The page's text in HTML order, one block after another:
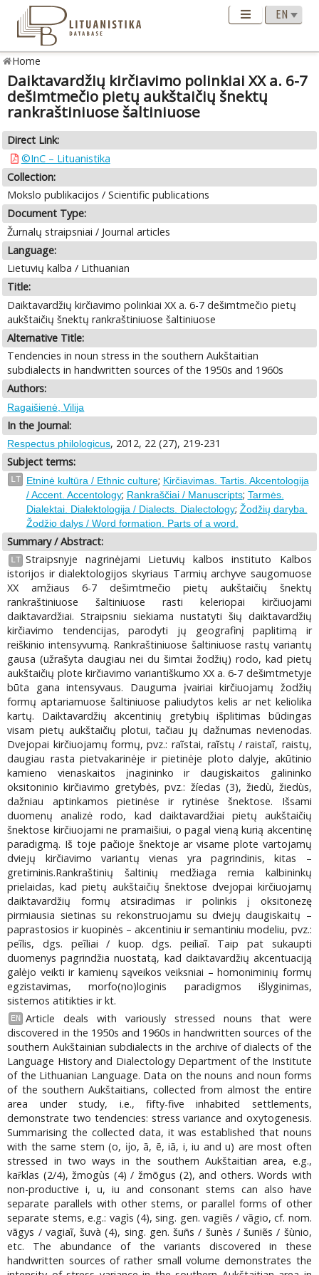
Home
Daiktavardžių kirčiavimo polinkiai XX a. 6-7
dešimtmečio pietų aukštaičių šnektų
rankraštiniuose šaltiniuose
Direct Link:
©InC – Lituanistika
Collection:
Mokslo publikacijos / Scientific publications
Document Type:
Žurnalų straipsniai / Journal articles
Language:
Lietuvių kalba / Lithuanian
Title:
Daiktavardžių kirčiavimo polinkiai XX a. 6-7 dešimtmečio pietų
aukštaičių šnektų rankraštiniuose šaltiniuose
Alternative Title:
Tendencies in noun stress in the southern Aukštaitian
subdialects in handwritten sources of the 1950s and 1960s
Authors:
Ragaišienė, Vilija
In the Journal:
Respectus philologicus, 2012, 22 (27), 219-231
Subject terms:
LT Etninė kultūra / Ethnic culture; Kirčiavimas. Tartis. Akcentologija
/ Accent. Accentology; Rankraščiai / Manuscripts; Tarmės.
Dialektai. Dialektologija / Dialects. Dialectology; Žodžių daryba.
Žodžio dalys / Word formation. Parts of a word.
Summary / Abstract:
LT Straipsnyje nagrinėjami Lietuvių kalbos instituto Kalbos
istorijos ir dialektologijos skyriaus Tarmių archyve saugomuose
XX amžiaus 6-7 dešimtmečio pietų aukštaičių šnektų
rankraštiniuose šaltiniuose rasti keleriopai kirčiuojami
daiktavardžiai. Straipsniu siekiama nustatyti šių daiktavardžių
kirčiavimo tendencijas, parodyti jų geografinį paplitimą ir
reiškinio intensyvumą. Rankraštiniuose šaltiniuose rastų variantų
gausa (užrašyta daugiau nei du šimtai žodžių) rodo, kad pietų
aukštaičių plote kirčiavimo variantiškumo XX a. 6-7 dešimtmetyje
būta gana intensyvaus. Dauguma įvairiai kirčiuojamų žodžių
formų aptariamuose šaltiniuose paliudytos kelis ar net keliolika
kartų. Daiktavardžių akcentinių gretybių išplitimas būdingas
visam pietų aukštaičių plotui, tačiau jų dažnumas nevienodas.
Dvejopai kirčiuojamų formų, pvz.: raĩstai, raĩstų / raistaĩ, raistų,
daugiau rasta pietvakarinėje ir pietinėje ploto dalyje, akūtinio
kamieno vienaskaitos įnagininko ir daugiskaitos galininko
oksitoninio kirčiavimo gretybės, pvz.: žíedas (3), žiedù, žiedùs,
dažniau aptinkamos pietinėse ir rytinėse šnektose. Išsami
duomenų analizė rodo, kad daiktavardžiai pietų aukštaičių
šnektose kirčiuojami ne pramaišiui, o pagal vieną kurią akcentinę
paradigmą. Iš toje pačioje šnektoje ar visame plote vartojamų
dviejų kirčiavimo variantų vienas yra pagrindinis, kitas –
gretiminis.Rankraštinių šaltinių medžiaga remia kalbininkų
prielaidas, kad pietų aukštaičių šnektose dvejopai kirčiuojamų
daiktavardžių formų atsiradimas ir polinkis į oksitonezę
pirmiausia sietinas su rekonstruojamu su dviejų daugiskaitų –
paprastosios ir kuopinės – akcentiniu ir semantiniu modeliu, pvz.:
peĩlis, dgs. peĩliai / kuop. dgs. peiliaĩ. Taip pat sukaupti
duomenys pagrindžia nuostatą, kad daiktavardžių akcentuaciją
galėjo veikti ir kamienų sąveikos veiksniai – homoniminių formų
egzistavimas, morfo(no)loginis paradigmos išlyginimas,
sistemos atitikties ir kt.
EN
Article deals with variously stressed nouns that were
discovered in the 1950s and 1960s in handwritten sources of the
southern Aukštainian subdialects in the archive of dialects of the
Language History and Dialectology Department of the Institute
of the Lithuanian Language. Data on the nouns and noun forms
of the southern Aukštaitians, collected from almost the entire
area under study, i.e., fifty-five inhabited settlements,
demonstrate two tendencies: stress variance and oxytogenesis.
Summarising the collected data, it was established that nouns
with the same stem (o, ĳo, ā, ē, iā, i, iu and u) are most often
stressed in two ways in the southern Aukštaitian area, e.g.,
kaȓklas (2/4), žmogùs (4) / žmõgus (2), and others. Words with
non-productive i, u, iu and consonant stems can also have
separate parallels with other stems, or parallel forms of other
separate stems, e.g.: vagìs (4), sing. gen. vagiẽs / vãgio, cf. nom.
vãgys / vagiaĩ, šuvà (4), sing. gen. šuñs / šunès / šuniẽs / šùnio,
etc. The abundance of the variants discovered in these
handwritten sources of rather small volume demonstrates the